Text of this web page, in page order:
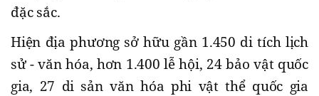
đặc sắc.
Hiện địa phương sở hữu gần 1.450 di tích lịch
sử - văn hóa, hơn 1.400 lễ hội, 24 bảo vật quốc
gia, 27 di sản văn hóa phi vật thể quốc gia